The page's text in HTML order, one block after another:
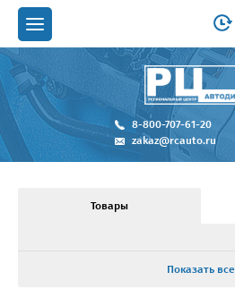
8-800-707-61-20
zakaz@rcauto.ru
Товары
Показать все